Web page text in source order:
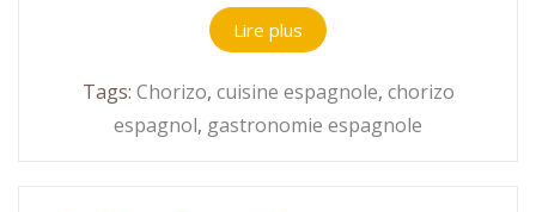
Lire plus
Tags: Chorizo, cuisine espagnole, chorizo
espagnol, gastronomie espagnole